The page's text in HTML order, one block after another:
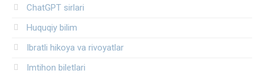
ChatGPT sirlari
Huquqiy bilim
Ibratli hikoya va rivoyatlar
Imtihon biletlari